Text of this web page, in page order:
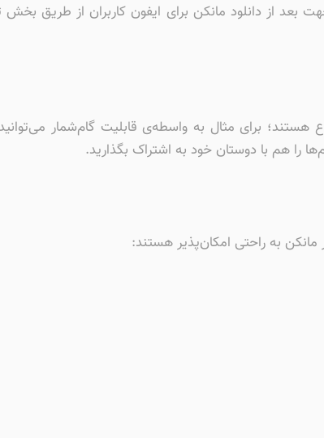
از دانلود مانکن برای ایفون کاربران از طریق بخش
هستند؛‌ برای مثال به واسطه‌ی قابلیت گام‌شمار
هم با دوستان خود به اشتراک بگذارید.
به راحتی امکان‌پذیر هستند: